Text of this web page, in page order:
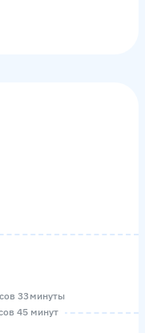
33 минуты
45 минут